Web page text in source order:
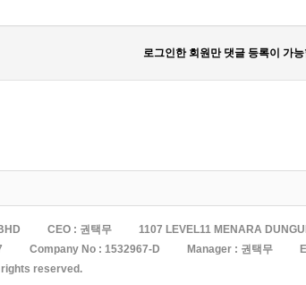
로그인한 회원만 댓글 등록이 가
CEO : 권택무
1107 LEVEL11 MENARA
Company No : 1532967-D Manager : 권택무
reserved.